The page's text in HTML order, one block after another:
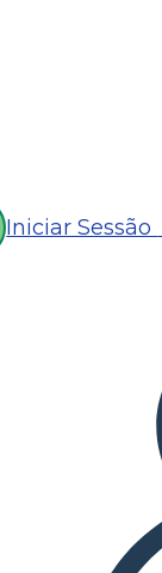
Iniciar Sessão